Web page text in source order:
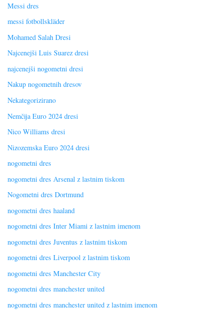
Messi dres
messi fotbollskläder
Mohamed Salah Dresi
Najcenejši Luis Suarez dresi
najcenejši nogometni dresi
Nakup nogometnih dresov
Nekategorizirano
Nemčija Euro 2024 dresi
Nico Williams dresi
Nizozemska Euro 2024 dresi
nogometni dres
nogometni dres Arsenal z lastnim tiskom
Nogometni dres Dortmund
nogometni dres haaland
nogometni dres Inter Miami z lastnim imenom
nogometni dres Juventus z lastnim tiskom
nogometni dres Liverpool z lastnim tiskom
nogometni dres Manchester City
nogometni dres manchester united
nogometni dres manchester united z lastnim imenom